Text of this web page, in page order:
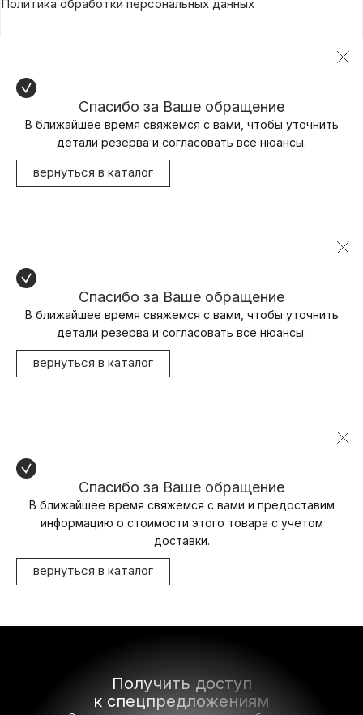
Политика обработки персональных данных
Спасибо за Ваше обращение
В ближайшее время свяжемся с вами, чтобы уточнить
детали резерва и согласовать все нюансы.
вернуться в каталог
Спасибо за Ваше обращение
В ближайшее время свяжемся с вами, чтобы уточнить
детали резерва и согласовать все нюансы.
вернуться в каталог
Спасибо за Ваше обращение
В ближайшее время свяжемся с вами и предоставим
информацию о стоимости этого товара с учетом
доставки.
вернуться в каталог
Получить доступ
к спецпредложениям